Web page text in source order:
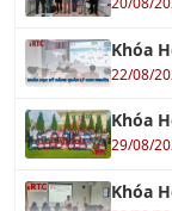
22/08/
Khóa
29/08/
Khóa
22/08/
Khóa